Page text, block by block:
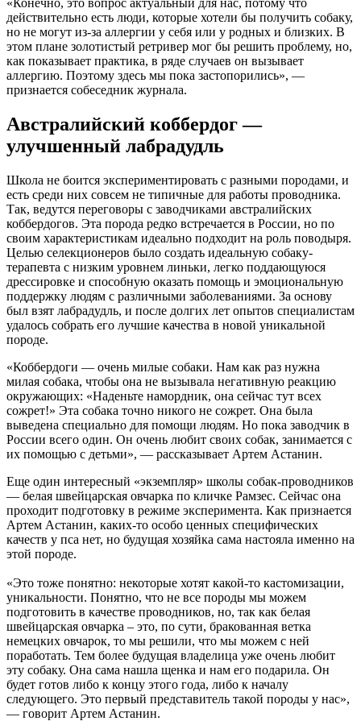
«Конечно, это вопрос актуальный для нас, потому что
действительно есть люди, которые хотели бы получить собаку,
но не могут из-за аллергии у себя или у родных и близких. В
этом плане золотистый ретривер мог бы решить проблему, но,
как показывает практика, в ряде случаев он вызывает
аллергию. Поэтому здесь мы пока застопорились», —
признается собеседник журнала.
Австралийский коббердог —
улучшенный лабрадудль
Школа не боится экспериментировать с разными породами, и
есть среди них совсем не типичные для работы проводника.
Так, ведутся переговоры с заводчиками австралийских
коббердогов. Эта порода редко встречается в России, но по
своим характеристикам идеально подходит на роль поводыря.
Целью селекционеров было создать идеальную собаку-
терапевта с низким уровнем линьки, легко поддающуюся
дрессировке и способную оказать помощь и эмоциональную
поддержку людям с различными заболеваниями. За основу
был взят лабрадудль, и после долгих лет опытов специалистам
удалось собрать его лучшие качества в новой уникальной
породе.
«Коббердоги — очень милые собаки. Нам как раз нужна
милая собака, чтобы она не вызывала негативную реакцию
окружающих: «Наденьте намордник, она сейчас тут всех
сожрет!» Эта собака точно никого не сожрет. Она была
выведена специально для помощи людям. Но пока заводчик в
России всего один. Он очень любит своих собак, занимается с
их помощью с детьми», — рассказывает Артем Астанин.
Еще один интересный «экземпляр» школы собак-проводников
— белая швейцарская овчарка по кличке Рамзес. Сейчас она
проходит подготовку в режиме эксперимента. Как признается
Артем Астанин, каких-то особо ценных специфических
качеств у пса нет, но будущая хозяйка сама настояла именно на
этой породе.
«Это тоже понятно: некоторые хотят какой-то кастомизации,
уникальности. Понятно, что не все породы мы можем
подготовить в качестве проводников, но, так как белая
швейцарская овчарка – это, по сути, бракованная ветка
немецких овчарок, то мы решили, что мы можем с ней
поработать. Тем более будущая владелица уже очень любит
эту собаку. Она сама нашла щенка и нам его подарила. Он
будет готов либо к концу этого года, либо к началу
следующего. Это первый представитель такой породы у нас»,
— говорит Артем Астанин.